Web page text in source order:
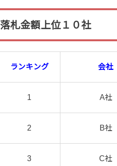
落札金額上位１０社
ランキング 会社
1 A社
2 B社
3 C社